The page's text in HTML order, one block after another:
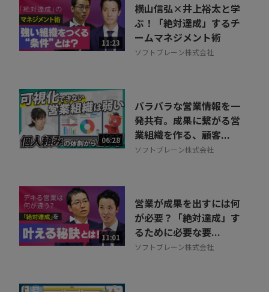
11:23
横山信弘×井上裕太と学
ぶ！「絶対達成」するチ
ームマネジメント術
ソフトブレーン株式会社
06:28
バラバラな営業情報を一
発共有。成果に繋がる営
業組織を作る、顧客...
ソフトブレーン株式会社
11:01
営業が成果を出すには何
が必要？「絶対達成」す
るために必要な要...
ソフトブレーン株式会社